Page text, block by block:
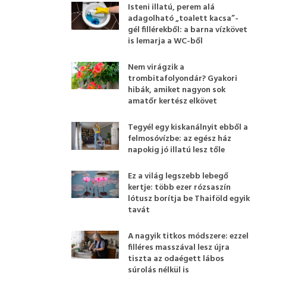
Isteni illatú, perem alá
adagolható „toalett kacsa”-
gél fillérekből: a barna vízkövet
is lemarja a WC-ből
Nem virágzik a
trombitafolyondár? Gyakori
hibák, amiket nagyon sok
amatőr kertész elkövet
Tegyél egy kiskanálnyit ebből a
felmosóvízbe: az egész ház
napokig jó illatú lesz tőle
Ez a világ legszebb lebegő
kertje: több ezer rózsaszín
lótusz borítja be Thaiföld egyik
tavát
A nagyik titkos módszere: ezzel
filléres masszával lesz újra
tiszta az odaégett lábos
súrolás nélkül is